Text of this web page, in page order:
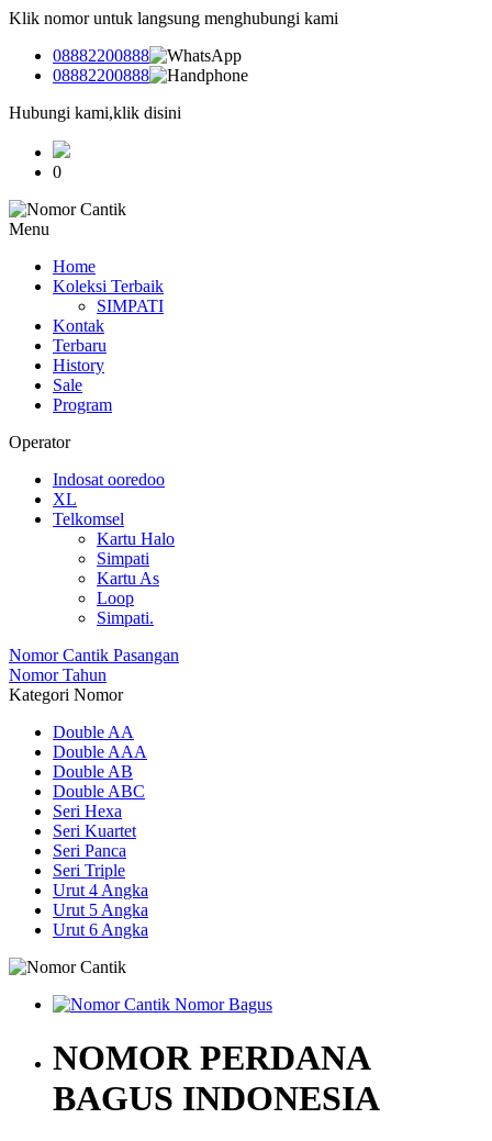
Klik nomor untuk langsung menghubungi kami
08882200888
08882200888
Hubungi kami,klik disini
0
Menu
Home
Koleksi Terbaik
SIMPATI
Kontak
Terbaru
History
Sale
Program
Operator
Indosat ooredoo
XL
Telkomsel
Kartu Halo
Simpati
Kartu As
Loop
Simpati.
Nomor Cantik Pasangan
Nomor Tahun
Kategori Nomor
Double AA
Double AAA
Double AB
Double ABC
Seri Hexa
Seri Kuartet
Seri Panca
Seri Triple
Urut 4 Angka
Urut 5 Angka
Urut 6 Angka
NOMOR PERDANA
BAGUS INDONESIA